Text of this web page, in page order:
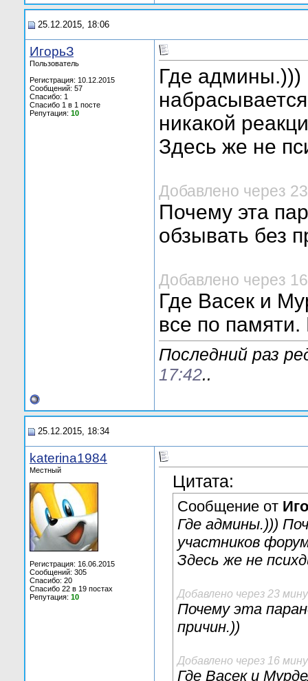
25.12.2015, 18:06
ИгорьЗ
Пользователь
Регистрация: 10.12.2015
Сообщений: 57
Спасибо: 1
Спасибо 1 в 1 посте
Репутация: 10
Где админы.)))
никакой
Здесь же не
Добавлено через
Почему эта
обзывать без
Добавлено через
Где Васек и
все по
Последний раз
17:42..
25.12.2015, 18:34
katerina1984
Местный
Регистрация: 16.06.2015
Сообщений: 305
Спасибо: 20
Спасибо 22 в 19 постах
Репутация: 10
Цитата:
Сообщение от
Где админы.)))
участников
Здесь же не
Добавлено через 23
Почему эта
причин.))
Добавлено через 16
Где Васек и